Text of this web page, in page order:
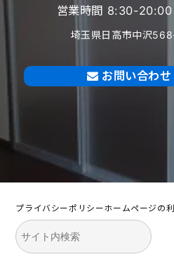
営業時間 8:30-20:00
埼玉県日高市中沢
お問い合わ
プライバシーポリシーホームページの
検
索